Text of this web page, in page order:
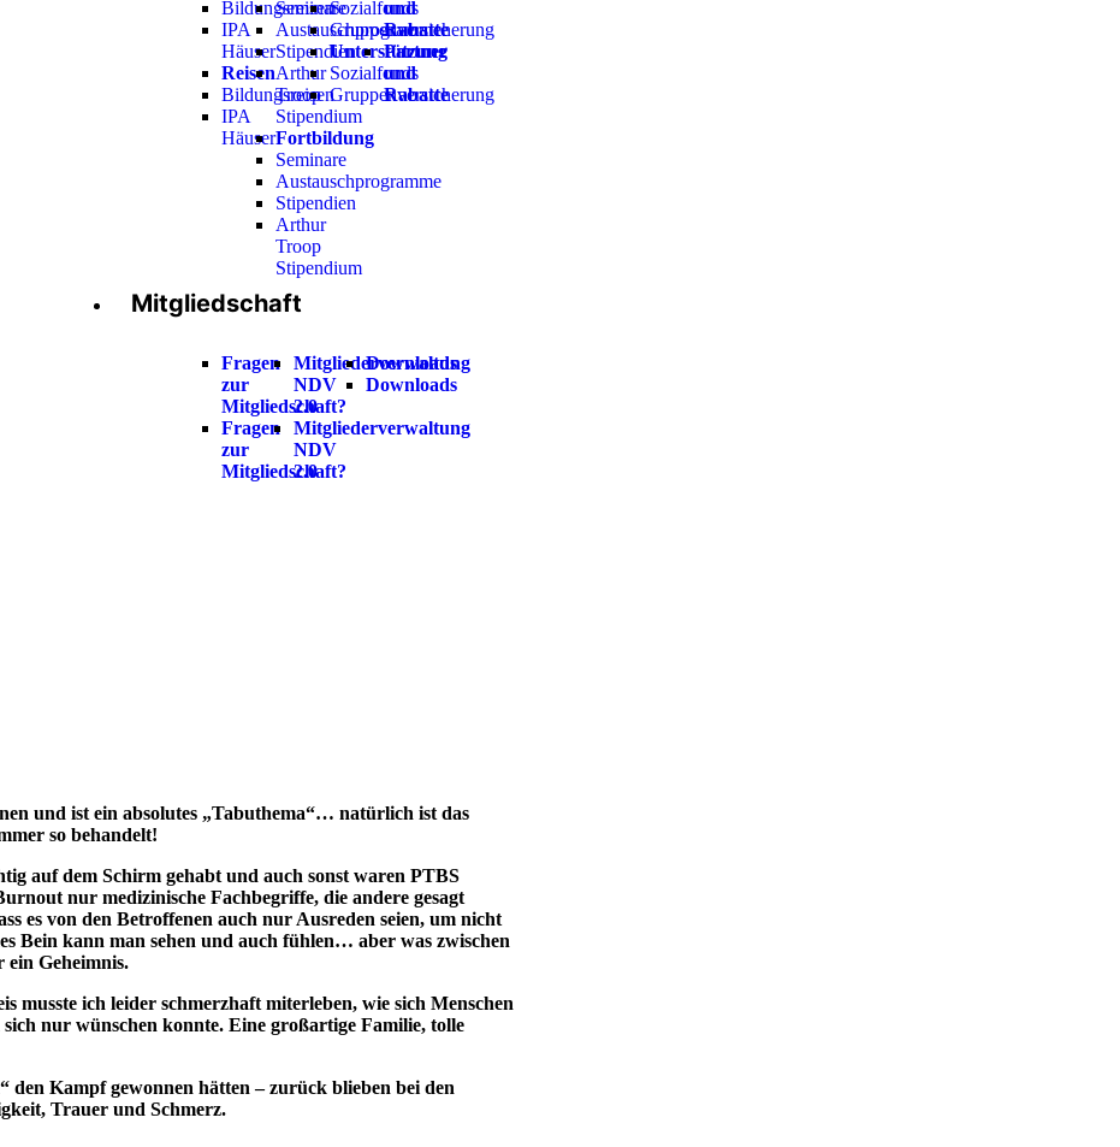
Bildungsreisen
IPA
Häuser
Reisen
Bildungsreisen
IPA
Häuser
Seminare
Austauschprogramme
Stipendien
Arthur
Troop
Stipendium
Fortbildung
Seminare
Austauschprogramme
Stipendien
Arthur
Troop
Stipendium
Sozialfonds
Gruppenversicherung
Unterstützung
Sozialfonds
Gruppenversicherung
und
Rabatte
Partner
und
Rabatte
Mitgliedschaft
Fragen
zur
Mitgliedschaft?
Fragen
zur
Mitgliedschaft?
Mitgliederverwaltung
NDV
2.0
Mitgliederverwaltung
NDV
2.0
Downloads
Downloads
und ist ein absolutes „Tabuthema“… natürlich ist das
so behandelt!
auf dem Schirm gehabt und auch sonst waren PTBS
nur medizinische Fachbegriffe, die andere gesagt
es von den Betroffenen auch nur Ausreden seien, um nicht
Bein kann man sehen und auch fühlen… aber was zwischen
ein Geheimnis.
musste ich leider schmerzhaft miterleben, wie sich Menschen
nur wünschen konnte. Eine großartige Familie, tolle
den Kampf gewonnen hätten – zurück blieben bei den
Trauer und Schmerz.